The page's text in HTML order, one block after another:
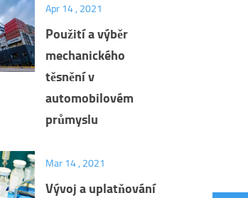
Apr 14 , 2021
Použití a výběr
mechanického
těsnění v
automobilovém
průmyslu
Mar 14 , 2021
Vývoj a uplatňování